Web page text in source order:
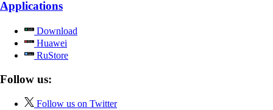
Applications
Download
Huawei
RuStore
Follow us:
Follow us on Twitter